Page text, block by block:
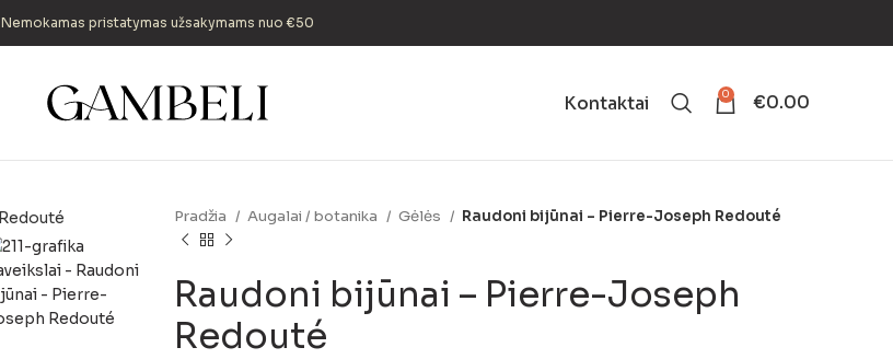
Nemokamas pristatymas užsakymams nuo €50
Kontaktai 0 €0.00
Pradžia Augalai / botanika Gėlės Raudoni bijūnai – Pierre-Joseph Redouté
Raudoni bijūnai – Pierre-Joseph
Redouté